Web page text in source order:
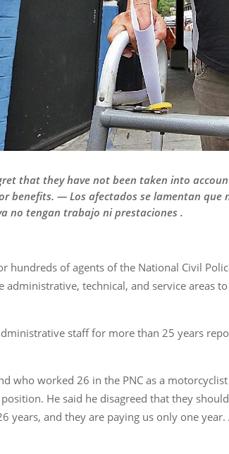
that they have not been taken into
benefits. — Los afectados se lamentan que
no tengan trabajo ni prestaciones .
hundreds of agents of the National Civil
administrative, technical, and service
staff for more than 25 years
who worked 26 in the PNC as a
He said he disagreed that they
years, and they are paying us only one